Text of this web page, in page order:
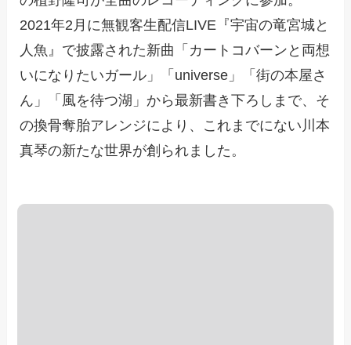
2021年2月に無観客生配信LIVE『宇宙の竜宮城と
人魚』で披露された新曲「カートコバーンと両想
いになりたいガール」「universe」「街の本屋さ
ん」「風を待つ湖」から最新書き下ろしまで、そ
の換骨奪胎アレンジにより、これまでにない川本
真琴の新たな世界が創られました。